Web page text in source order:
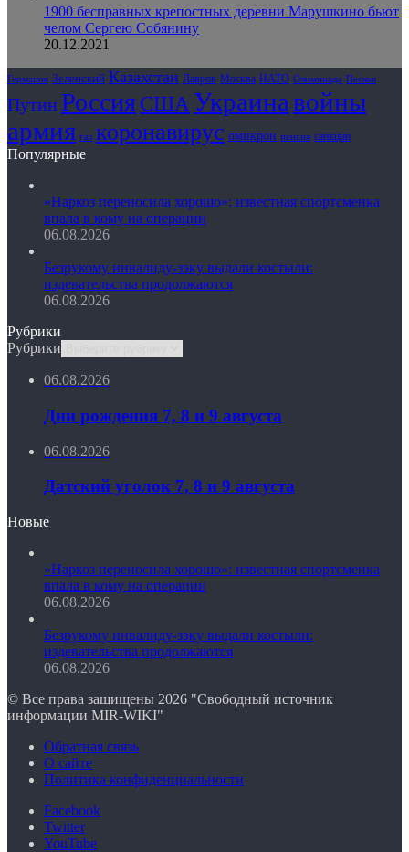
1900 бесправных крепостных деревни Марушкино бьют
челом Сергею Собянину
20.12.2021
Германия Зеленский Казахстан Лавров Москва НАТО Олимпиада Песков
Путин РоссияСШАУкраинавойны
армия газ коронавирус омикрон пенсия санкции
Популярные
«Наркоз переносила хорошо»: известная спортсменка
впала в кому на операции
06.08.2026
Безрукому инвалиду-зэку выдали костыли:
издевательства продолжаются
06.08.2026
Рубрики
Рубрики
06.08.2026
Дни рождения 7, 8 и 9 августа
06.08.2026
Датский уголок 7, 8 и 9 августа
Новые
«Наркоз переносила хорошо»: известная спортсменка
впала в кому на операции
06.08.2026
Безрукому инвалиду-зэку выдали костыли:
издевательства продолжаются
06.08.2026
© Все права защищены 2026 "Свободный источник
информации MIR-WIKI"
Обратная связь
О сайте
Политика конфиденциальности
Facebook
Twitter
YouTube